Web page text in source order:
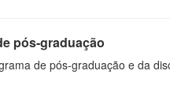
pós-graduação
de pós-graduação e da